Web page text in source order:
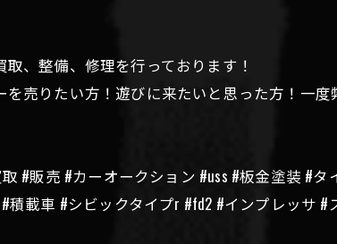
、整備、修理を行っております！
売りたい方！遊びに来たいと思った方！一度
#販売 #カーオークション #uss #板金塗装 #
積載車 #シビックタイプr #fd2 #インプレッサ #